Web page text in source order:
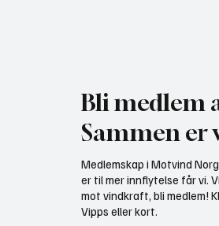
Bli medlem
Sammen er
Medlemskap i Motvind
er til mer innflytelse får vi.
mot vindkraft, bli medlem!
Vipps eller kort.